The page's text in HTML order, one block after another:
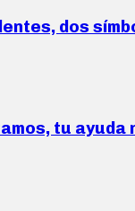
dos
tu ayuda